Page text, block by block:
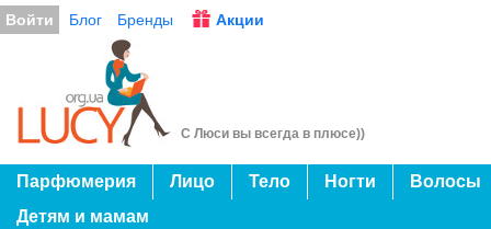
Войти Блог Бренды Акции
С Люси вы всегда в плюсе))
Парфюмерия Лицо Тело Ногти
Волосы
Детям и мамам